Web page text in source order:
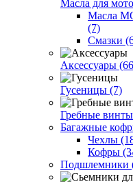
Масла для
Масла
(7)
Смазки
Аксессуары
Гусеницы (7)
Гребные
Багажные
Чехлы
Кофры
Подшлемники